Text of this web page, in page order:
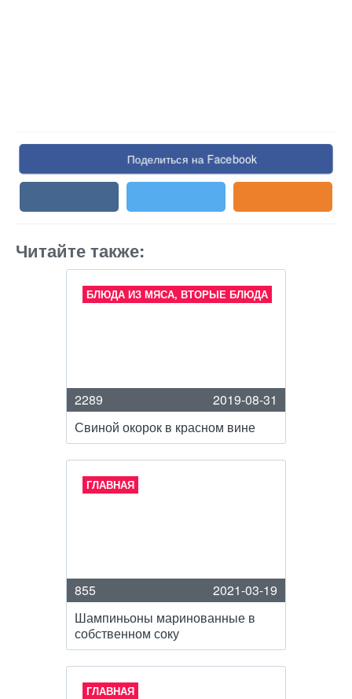
Поделиться на Facebook
Читайте также:
БЛЮДА ИЗ МЯСА, ВТОРЫЕ БЛЮДА
2289
2019-08-31
Свиной окорок в красном вине
ГЛАВНАЯ
855
2021-03-19
Шампиньоны маринованные в
собственном соку
ГЛАВНАЯ